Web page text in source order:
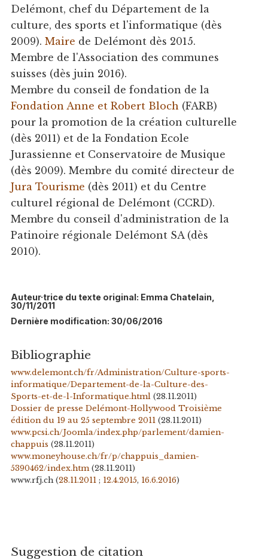
Delémont, chef du Département de la
culture, des sports et l'informatique (dès
2009). Maire de Delémont dès 2015.
Membre de l'Association des communes
suisses (dès juin 2016).
Membre du conseil de fondation de la
Fondation Anne et Robert Bloch(FARB)
pour la promotion de la création culturelle
(dès 2011) et de la Fondation Ecole
Jurassienne et Conservatoire de Musique
(dès 2009). Membre du comité directeur de
Jura Tourisme (dès 2011) et du Centre
culturel régional de Delémont (CCRD).
Membre du conseil d'administration de la
Patinoire régionale Delémont SA (dès
2010).
Auteur·trice du texte original: Emma Chatelain,
30/11/2011
Dernière modification: 30/06/2016
Bibliographie
www.delemont.ch/fr/Administration/Culture-sports-
informatique/Departement-de-la-Culture-des-
Sports-et-de-l-Informatique.html(28.11.2011)
Dossier de presse Delémont-Hollywood Troisième
édition du 19 au 25 septembre 2011(28.11.2011)
www.pcsi.ch/Joomla/index.php/parlement/damien-
chappuis (28.11.2011)
www.moneyhouse.ch/fr/p/chappuis_damien-
5390462/index.htm(28.11.2011)
www.rfj.ch (28.11.2011; 12.4.2015, 16.6.2016)
Suggestion de citation